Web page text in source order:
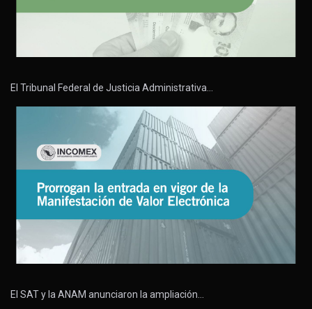
El Tribunal Federal de Justicia Administrativa…
El SAT y la ANAM anunciaron la ampliación…